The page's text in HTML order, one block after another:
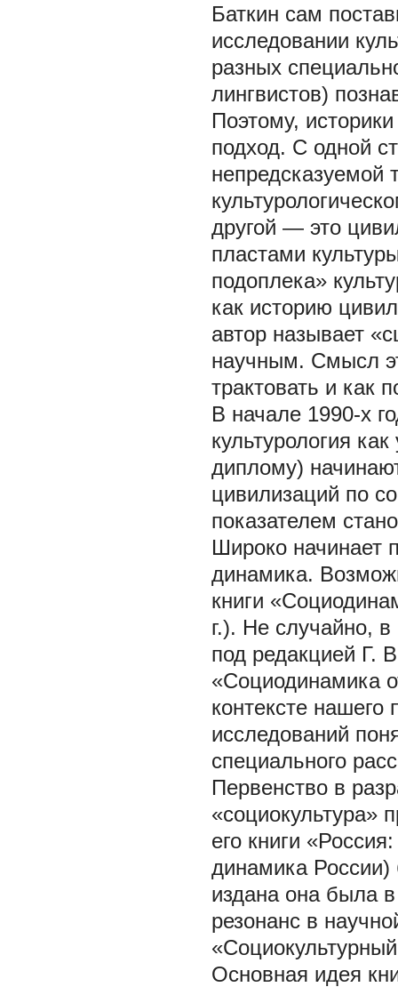
Баткин сам
исследовании
разных
лингвистов)
Поэтому,
подход. С одной
непредсказуемой
другой — это
пластами
подоплека»
как историю
автор называет
научным. Смысл
трактовать и как
В начале 1990-х
культурология
диплому)
цивилизаций по
показателем
Широко начинает
динамика.
книги
г.). Не случайно,
под редакцией Г.
«Социодинамика
контексте
исследований
специального
Первенство в
«социокультура»
его книги
динамика России)
издана она была
резонанс в
Основная идея